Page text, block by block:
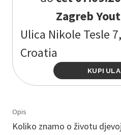
Zagreb
Ulica Nikole Tesle
Croatia
KUPI
Opis
Koliko znamo o životu